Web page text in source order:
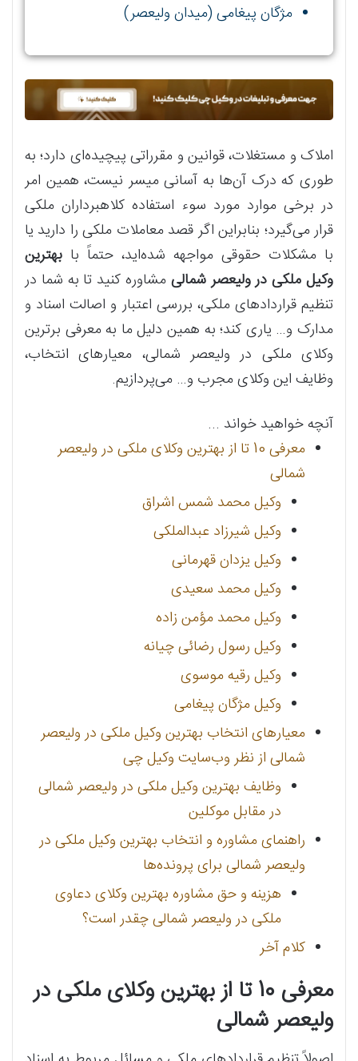
مژگان پیغامی (میدان ولیعصر)
املاک و مستغلات، قوانین و مقرراتی پیچیده‌ای دارد؛ به
طوری که درک آن‌ها به آسانی میسر نیست، همین امر
در برخی موارد مورد سوء استفاده کلاهبرداران ملکی
قرار می‌گیرد؛ بنابراین اگر قصد معاملات ملکی را دارید یا
با مشکلات حقوقی مواجهه شده‌اید، حتماً با بهترین
وکیل ملکی در ولیعصر شمالی مشاوره کنید تا به شما در
تنظیم قراردادهای ملکی، بررسی اعتبار و اصالت اسناد و
مدارک و… یاری کند؛ به همین دلیل ما به معرفی برترین
وکلای ملکی در ولیعصر شمالی، معیارهای انتخاب،
وظایف این وکلای مجرب و… می‌پردازیم.
آنچه خواهید خواند ...
معرفی 10 تا از بهترین وکلای ملکی در ولیعصر
شمالی
وکیل محمد شمس اشراق
وکیل شیرزاد عبدالملکی
وکیل یزدان قهرمانی
وکیل محمد سعیدی
وکیل محمد مؤمن زاده
وکیل رسول رضائی چیانه
وکیل رقیه موسوی
وکیل مژگان پیغامی
معیارهای انتخاب بهترین وکیل ملکی در ولیعصر
شمالی از نظر وب‌سایت وکیل چی
وظایف بهترین وکیل ملکی در ولیعصر شمالی
در مقابل موکلین
راهنمای مشاوره و انتخاب بهترین وکیل ملکی در
ولیعصر شمالی برای پرونده‌ها
هزینه و حق مشاوره بهترین وکلای دعاوی
ملکی در ولیعصر شمالی چقدر است؟
کلام آخر
معرفی 10 تا از بهترین وکلای ملکی در
ولیعصر شمالی